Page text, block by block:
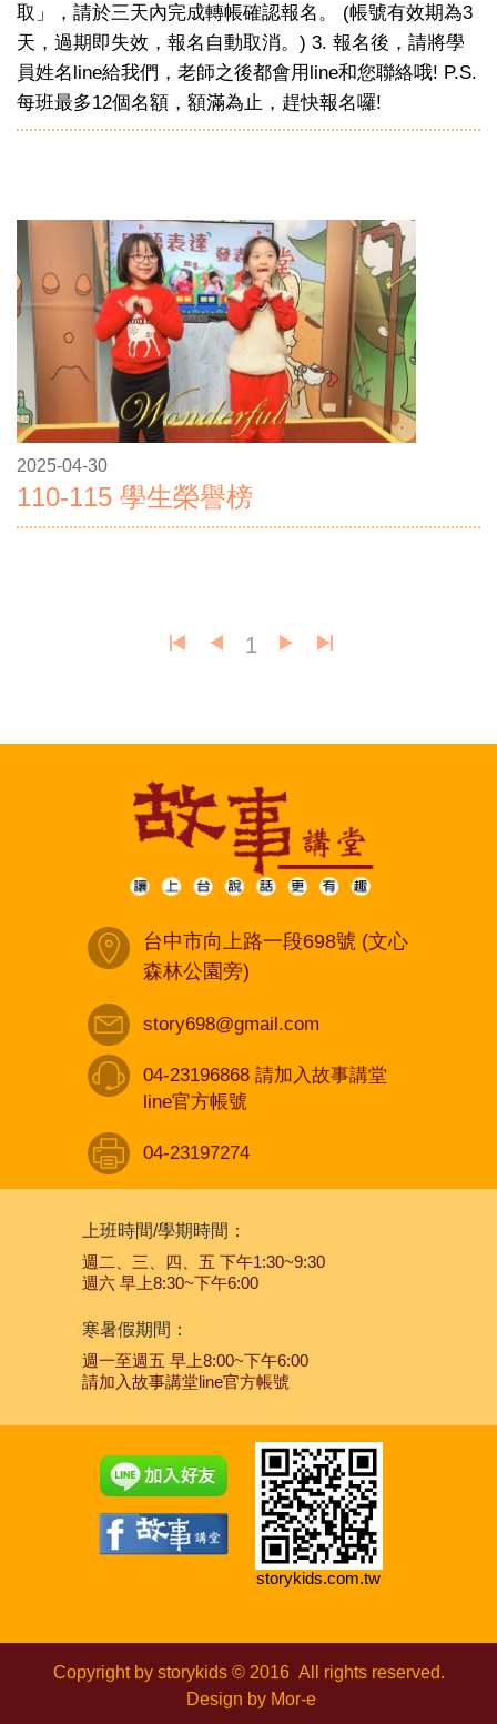
取」，請於三天內完成轉帳確認報名。 (帳號有效期為3
天，過期即失效，報名自動取消。) 3. 報名後，請將學
員姓名line給我們，老師之後都會用line和您聯絡哦! P.S.
每班最多12個名額，額滿為止，趕快報名囉!
2025-04-30
110-115 學生榮譽榜
1
台中市向上路一段698號 (文心
森林公園旁)
story698@gmail.com
04-23196868 請加入故事講堂
line官方帳號
04-23197274
上班時間/學期時間：
週二、三、四、五 下午1:30~9:30
週六 早上8:30~下午6:00
寒暑假期間：
週一至週五 早上8:00~下午6:00
請加入故事講堂line官方帳號
storykids.com.tw
Copyright by storykids © 2016 All rights reserved.
Design by Mor-e